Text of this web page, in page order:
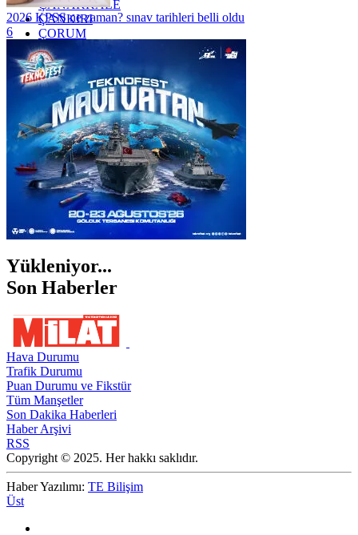
ÇANAKKALE
ÇANKIRI
ÇORUM
İSTANBUL
İZMİR
ŞANLIURFA
ŞIRNAK
2026 KPSS ne zaman? sınav tarihleri belli oldu
6
Yükleniyor...
Son Haberler
Hava Durumu
Trafik Durumu
Puan Durumu ve Fikstür
Tüm Manşetler
Son Dakika Haberleri
Haber Arşivi
RSS
Copyright © 2025. Her hakkı saklıdır.
Haber Yazılımı: TE Bilişim
Üst